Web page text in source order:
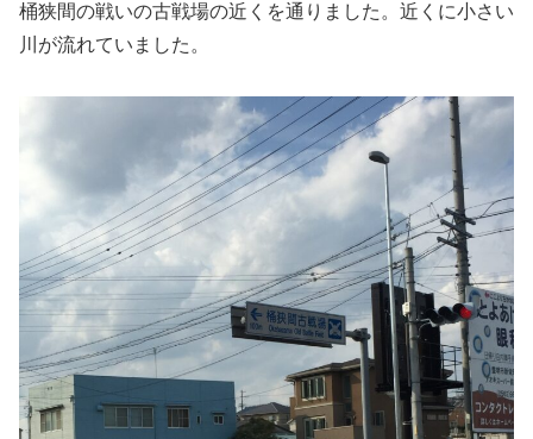
桶狭間の戦いの古戦場の近くを通りました。近くに小さい
川が流れていました。